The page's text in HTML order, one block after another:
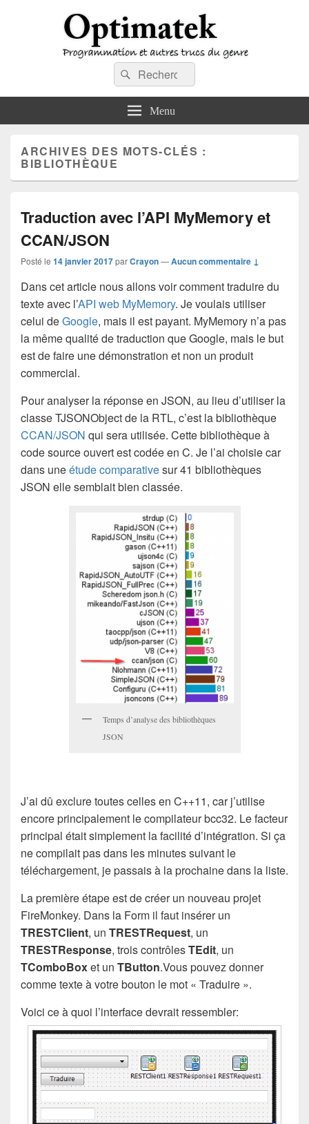
Programmation et autres trucs du genre
Recherche :
Rechercher
Menu
ARCHIVES DES MOTS-CLÉS :
BIBLIOTHÈQUE
Traduction avec l’API MyMemory et
CCAN/JSON
Posté le 14 janvier 2017parCrayon—Aucun commentaire ↓
Dans cet article nous allons voir comment traduire du
texte avec l’API web MyMemory. Je voulais utiliser
celui deGoogle, mais il est payant. MyMemory n’a pas
la même qualité de traduction que Google, mais le but
est de faire une démonstration et non un produit
commercial.
Pour analyser la réponse en JSON, au lieu d’utiliser la
classe TJSONObject de la RTL, c’est la bibliothèque
CCAN/JSON qui sera utilisée. Cette bibliothèque à
code source ouvert est codée en C. Je l’ai choisie car
dans uneétude comparativesur 41 bibliothèques
JSON elle semblait bien classée.
Temps d’analyse des bibliothèques
JSON
J’ai dû exclure toutes celles en C++11, car j’utilise
encore principalement le compilateur bcc32. Le facteur
principal était simplement la facilité d’intégration. Si ça
ne compilait pas dans les minutes suivant le
téléchargement, je passais à la prochaine dans la liste.
La première étape est de créer un nouveau projet
FireMonkey. Dans la Form il faut insérer un
TRESTClient, un TRESTRequest, un
TRESTResponse, trois contrôlesTEdit, un
TComboBoxet un TButton.Vous pouvez donner
comme texte à votre bouton le mot « Traduire ».
Voici ce à quoi l’interface devrait ressembler: